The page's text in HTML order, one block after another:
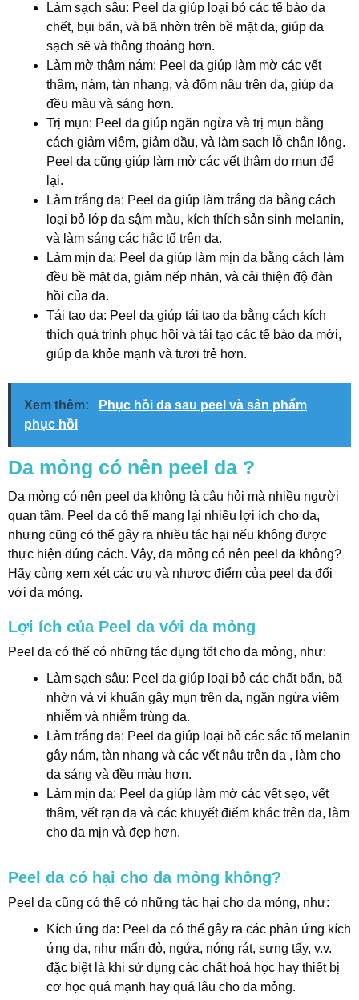
Làm sạch sâu: Peel da giúp loại bỏ các tế bào da
chết, bụi bẩn, và bã nhờn trên bề mặt da, giúp da
sạch sẽ và thông thoáng hơn.
Làm mờ thâm nám: Peel da giúp làm mờ các vết
thâm, nám, tàn nhang, và đốm nâu trên da, giúp da
đều màu và sáng hơn.
Trị mụn: Peel da giúp ngăn ngừa và trị mụn bằng
cách giảm viêm, giảm dầu, và làm sạch lỗ chân lông.
Peel da cũng giúp làm mờ các vết thâm do mụn để
lại.
Làm trắng da: Peel da giúp làm trắng da bằng cách
loại bỏ lớp da sậm màu, kích thích sản sinh melanin,
và làm sáng các hắc tố trên da.
Làm mịn da: Peel da giúp làm mịn da bằng cách làm
đều bề mặt da, giảm nếp nhăn, và cải thiện độ đàn
hồi của da.
Tái tạo da: Peel da giúp tái tạo da bằng cách kích
thích quá trình phục hồi và tái tạo các tế bào da mới,
giúp da khỏe mạnh và tươi trẻ hơn.
Xem thêm:
Phục hồi da sau peel và sản phẩm
phục hồi
Da mỏng có nên peel da ?
Da mỏng có nên peel da không là câu hỏi mà nhiều người
quan tâm. Peel da có thể mang lại nhiều lợi ích cho da,
nhưng cũng có thể gây ra nhiều tác hại nếu không được
thực hiện đúng cách. Vậy, da mỏng có nên peel da không?
Hãy cùng xem xét các ưu và nhược điểm của peel da đối
với da mỏng.
Lợi ích của Peel da với da mỏng
Peel da có thể có những tác dụng tốt cho da mỏng, như:
Làm sạch sâu: Peel da giúp loại bỏ các chất bẩn, bã
nhờn và vi khuẩn gây mụn trên da, ngăn ngừa viêm
nhiễm và nhiễm trùng da.
Làm trắng da: Peel da giúp loại bỏ các sắc tố melanin
gây nám, tàn nhang và các vết nâu trên da , làm cho
da sáng và đều màu hơn.
Làm mịn da: Peel da giúp làm mờ các vết sẹo, vết
thâm, vết rạn da và các khuyết điểm khác trên da, làm
cho da mịn và đẹp hơn.
Peel da có hại cho da mỏng không?
Peel da cũng có thể có những tác hại cho da mỏng, như:
Kích ứng da: Peel da có thể gây ra các phản ứng kích
ứng da, như mẩn đỏ, ngứa, nóng rát, sưng tấy, v.v.
đặc biệt là khi sử dụng các chất hoá học hay thiết bị
cơ học quá mạnh hay quá lâu cho da mỏng.